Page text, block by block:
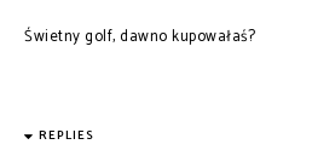
Świetny golf, dawno kupowałaś?
REPLIES